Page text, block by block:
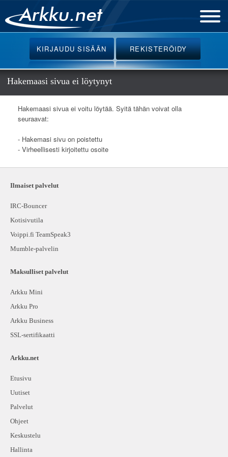
Etusivu
Uutiset
Palvelut
Ohjeet
Keskustelu
Oikotiet
KIRJAUDUSISÄÄN REKISTERÖIDY
Hakemaasi sivua ei löytynyt
Hakemaasi sivua ei voitu löytää. Syitä tähän voivat olla
seuraavat:
- Hakemasi sivu on poistettu
- Virheellisesti kirjoitettu osoite
Ilmaiset palvelut
IRC-Bouncer
Kotisivutila
Voippi.fi TeamSpeak3
Mumble-palvelin
Maksulliset palvelut
Arkku Mini
Arkku Pro
Arkku Business
SSL-sertifikaatti
Arkku.net
Etusivu
Uutiset
Palvelut
Ohjeet
Keskustelu
Hallinta